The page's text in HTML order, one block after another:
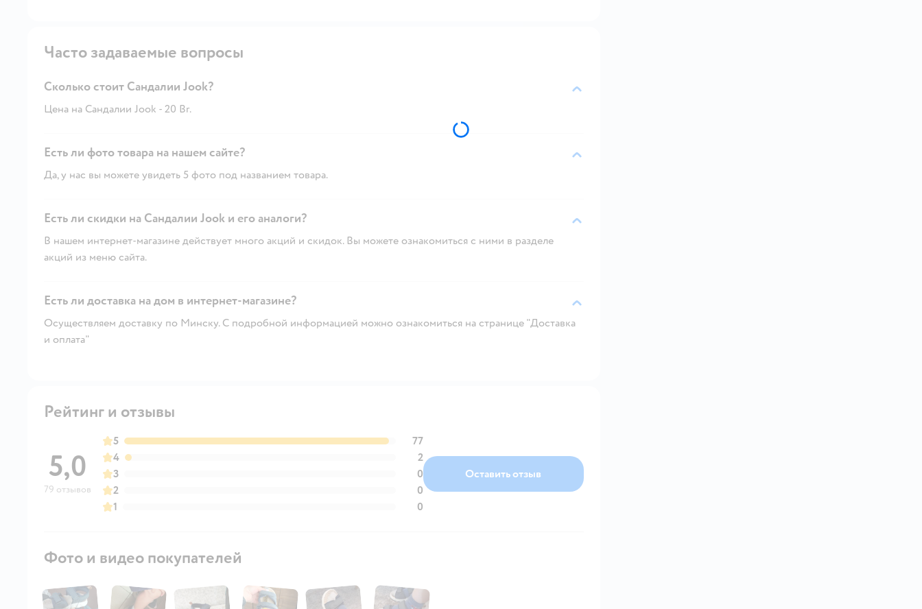
Часто задаваемые вопросы
Сколько стоит Сандалии Jook?
Цена на Сандалии Jook - 20 Br.
Есть ли фото товара на нашем сайте?
Да, у нас вы можете увидеть 5 фото под названием товара.
Есть ли скидки на Сандалии Jook и его аналоги?
В нашем интернет-магазине действует много акций и скидок. Вы можете ознакомиться с ними в разделе
акций из меню сайта.
Есть ли доставка на дом в интернет-магазине?
Осуществляем доставку по Минску. С подробной информацией можно ознакомиться на странице "Доставка
и оплата"
Рейтинг и отзывы
5,0
79 отзывов
5
77
4
2
3
0
2
0
1
0
Оставить отзыв
Фото и видео покупателей